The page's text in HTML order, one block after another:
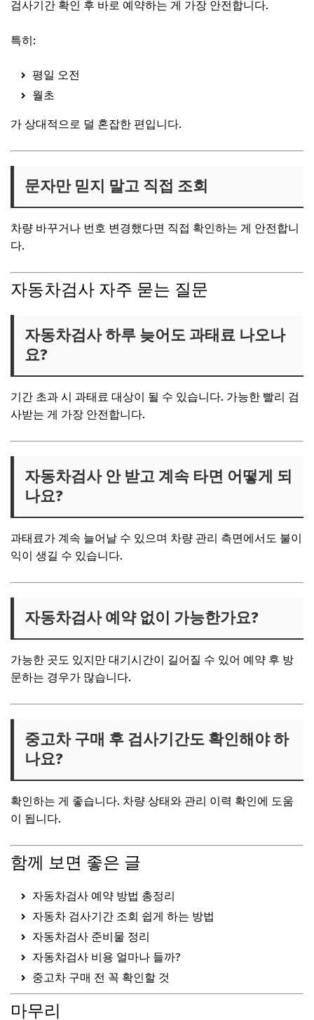
검사기간 확인 후 바로 예약하는 게 가장 안전합니다.
특히:
평일 오전
월초
가 상대적으로 덜 혼잡한 편입니다.
문자만 믿지 말고 직접 조회
차량 바꾸거나 번호 변경했다면 직접 확인하는 게 안전합니
다.
자동차검사 자주 묻는 질문
자동차검사 하루 늦어도 과태료 나오나
요?
기간 초과 시 과태료 대상이 될 수 있습니다. 가능한 빨리 검
사받는 게 가장 안전합니다.
자동차검사 안 받고 계속 타면 어떻게 되
나요?
과태료가 계속 늘어날 수 있으며 차량 관리 측면에서도 불이
익이 생길 수 있습니다.
자동차검사 예약 없이 가능한가요?
가능한 곳도 있지만 대기시간이 길어질 수 있어 예약 후 방
문하는 경우가 많습니다.
중고차 구매 후 검사기간도 확인해야 하
나요?
확인하는 게 좋습니다. 차량 상태와 관리 이력 확인에 도움
이 됩니다.
함께 보면 좋은 글
자동차검사 예약 방법 총정리
자동차 검사기간 조회 쉽게 하는 방법
자동차검사 준비물 정리
자동차검사 비용 얼마나 들까?
중고차 구매 전 꼭 확인할 것
마무리